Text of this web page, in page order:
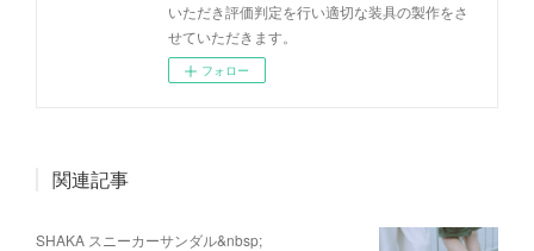
いただき評価判定を行い適切な装具の製作をさ
せていただきます。
フォロー
関連記事
SHAKA スニーカーサンダル&nbsp;